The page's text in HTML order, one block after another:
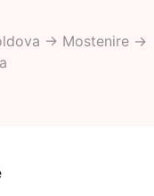
-> Mostenire->